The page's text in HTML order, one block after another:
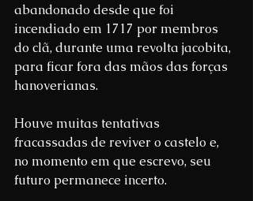
abandonado desde que foi
incendiado em 1717 por membros
do clã, durante uma revolta jacobita,
para ficar fora das mãos das forças
hanoverianas.
Houve muitas tentativas
fracassadas de reviver o castelo e,
no momento em que escrevo, seu
futuro permanece incerto.